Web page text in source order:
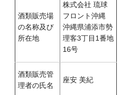
酒類販売場
の名称及び
所在地
株式会社 琉球
フロント沖縄
沖縄県浦添市勢
理客3丁目1番地
16号
酒類販売管
理者の氏名
座安 美紀